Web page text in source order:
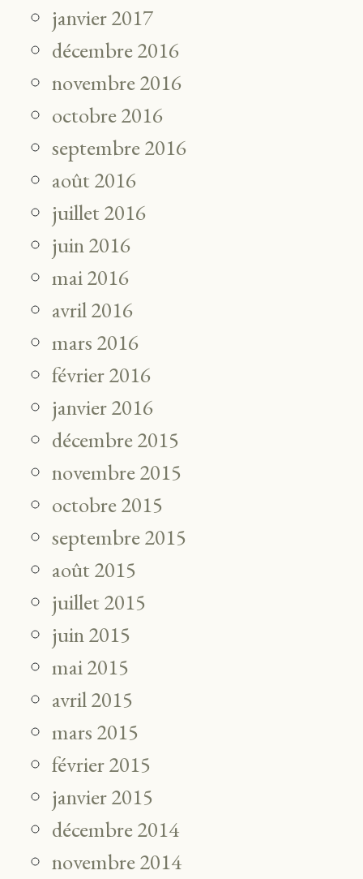
janvier 2017
décembre 2016
novembre 2016
octobre 2016
septembre 2016
août 2016
juillet 2016
juin 2016
mai 2016
avril 2016
mars 2016
février 2016
janvier 2016
décembre 2015
novembre 2015
octobre 2015
septembre 2015
août 2015
juillet 2015
juin 2015
mai 2015
avril 2015
mars 2015
février 2015
janvier 2015
décembre 2014
novembre 2014